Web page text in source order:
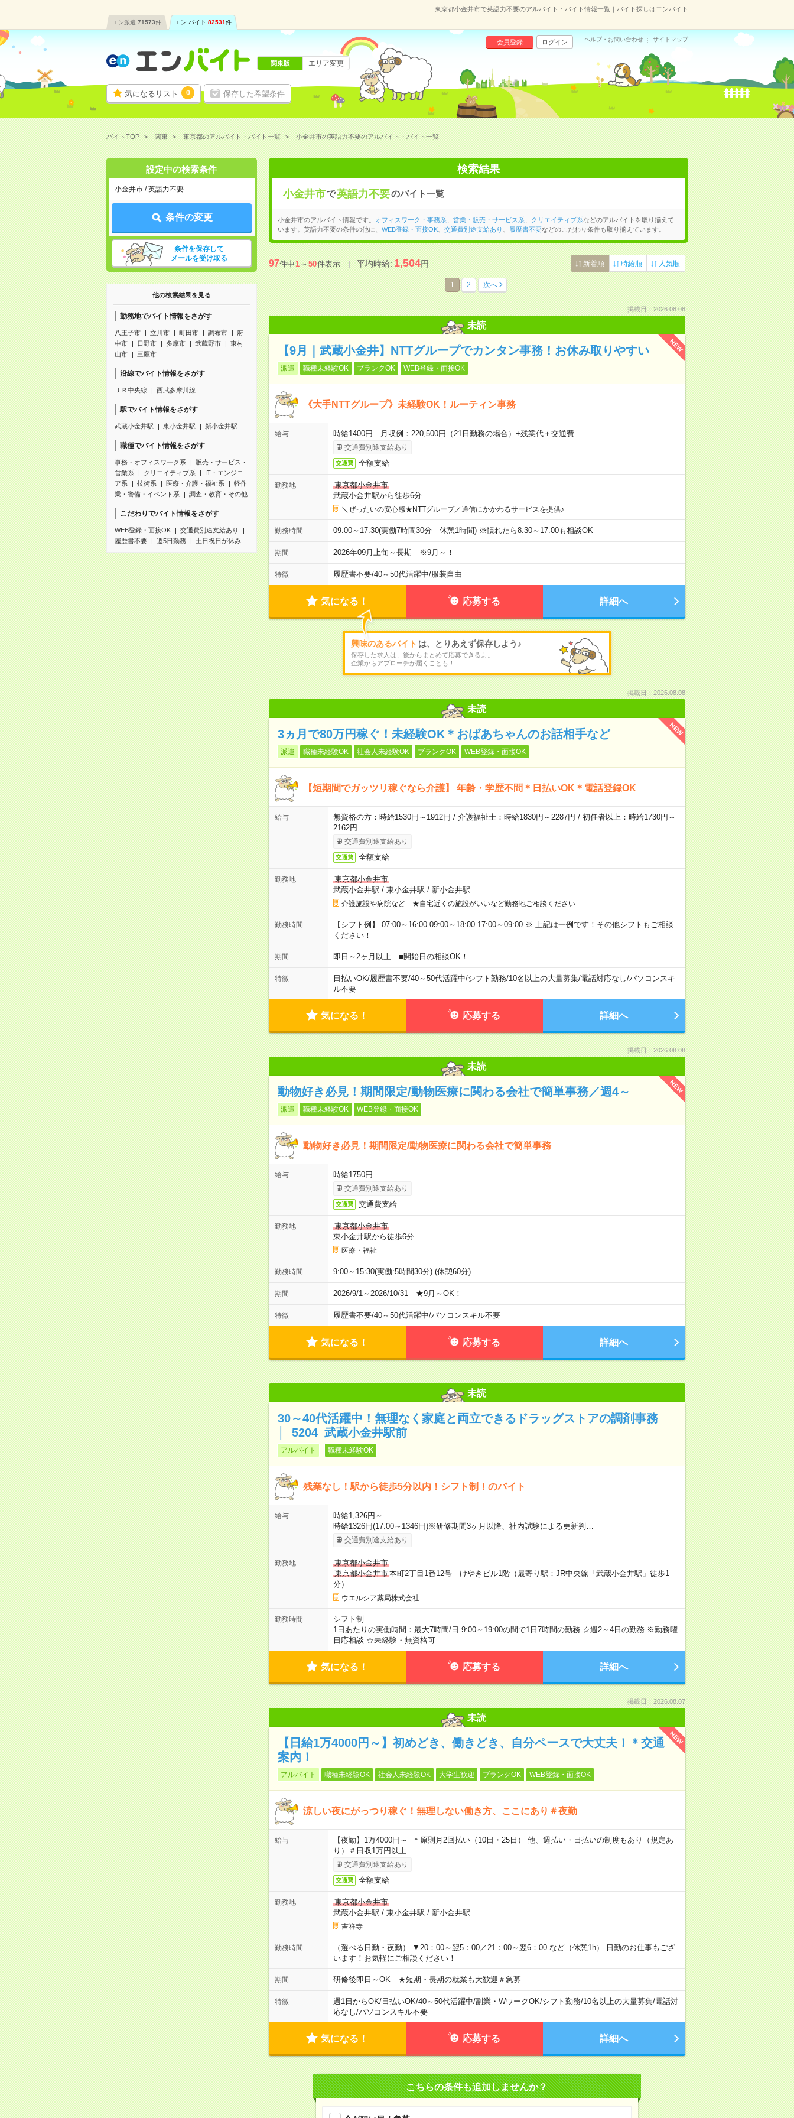
東京都小金井市で英語力不要のアルバイト・バイト情報一覧｜バイト探しはエンバイト
エン派遣 71573件 エン バイト 82531件
気になるリスト 0 保存した希望条件
会員登録 ログイン ヘルプ・お問い合わせ サイトマップ
関東版 エリア変更
バイトTOP 関東 東京都のアルバイト・バイト一覧 小金井市の英語力不要のアルバイト・バイト一覧
設定中の検索条件
小金井市 / 英語力不要
条件の変更
条件を保存して
メールを受け取る
他の検索結果を見る
勤務地でバイト情報をさがす
八王子市 立川市 町田市 調布市
府
中市
日野市 多摩市 武蔵野市
東村
山市
三鷹市
沿線でバイト情報をさがす
ＪＲ中央線 西武多摩川線
駅でバイト情報をさがす
武蔵小金井駅 東小金井駅 新小金井駅
職種でバイト情報をさがす
事務・オフィスワーク系
販売・サービス・
営業系
クリエイティブ系
IT・エンジニ
ア系
技術系 医療・介護・福祉系
軽作
業・警備・イベント系
調査・教育・その他
こだわりでバイト情報をさがす
WEB登録・面接OK
交通費別途支給あり
履歴書不要
週5日勤務 土日祝日が休み
検索結果
小金井市で英語力不要のバイト一覧
小金井市のアルバイト情報です。 オフィスワーク・事務系 営業・販売・サービス系 クリエイティブ系などのアルバイトを取り揃えて
います。英語力不要の条件の他に、 WEB登録・面接OK、 交通費別途支給あり 履歴書不要などのこだわり条件も取り揃えています。
97件中1～50件表示 平均時給:1,504円 新着順 時給順 人気順
1 2 次へ
掲載日：2026.08.08
未読
NEW
【9月｜武蔵小金井】NTTグループでカンタン事務！お休み取りやすい
派遣 職種未経験OK ブランクOK WEB登録・面接OK
《大手NTTグループ》未経験OK！ルーティン事務
給与 時給1400円 月収例：220,500円（21日勤務の場合）+残業代＋交通費
交通費別途支給あり
交通費 全額支給
勤務地
東京都小金井市
武蔵小金井駅から徒歩6分
＼ぜったいの安心感★NTTグループ／通信にかかわるサービスを提供♪
勤務時間 09:00～17:30(実働7時間30分 休憩1時間) ※慣れたら8:30～17:00も相談OK
期間 2026年09月上旬～長期 ※9月～！
特徴 履歴書不要/40～50代活躍中/服装自由
気になる！ 応募する 詳細へ
興味のあるバイト は、とりあえず保存しよう♪
保存した求人は、後からまとめて応募できるよ。
企業からアプローチが届くことも！
掲載日：2026.08.08
未読
NEW
3ヵ月で80万円稼ぐ！未経験OK＊おばあちゃんのお話相手など
派遣 職種未経験OK 社会人未経験OK ブランクOK WEB登録・面接OK
【短期間でガッツリ稼ぐなら介護】 年齢・学歴不問＊日払いOK＊電話登録OK
給与
無資格の方：時給1530円～1912円 / 介護福祉士：時給1830円～2287円 / 初任者以上：時給1730円～
2162円
交通費別途支給あり
交通費 全額支給
勤務地
東京都小金井市
武蔵小金井駅 / 東小金井駅 / 新小金井駅
介護施設や病院など ★自宅近くの施設がいいなど勤務地ご相談ください
勤務時間
【シフト例】 07:00～16:00 09:00～18:00 17:00～09:00 ※ 上記は一例です！その他シフトもご相談
ください！
期間 即日～2ヶ月以上 ■開始日の相談OK！
特徴 日払いOK/履歴書不要/40～50代活躍中/シフト勤務/10名以上の大量募集/電話対応なし/パソコンスキ
ル不要
気になる！ 応募する 詳細へ
掲載日：2026.08.08
未読
NEW
動物好き必見！期間限定/動物医療に関わる会社で簡単事務／週4～
派遣 職種未経験OK WEB登録・面接OK
動物好き必見！期間限定/動物医療に関わる会社で簡単事務
給与 時給1750円
交通費別途支給あり
交通費 交通費支給
勤務地
東京都小金井市
東小金井駅から徒歩6分
医療・福祉
勤務時間 9:00～15:30(実働:5時間30分) (休憩60分)
期間 2026/9/1～2026/10/31 ★9月～OK！
特徴 履歴書不要/40～50代活躍中/パソコンスキル不要
気になる！ 応募する 詳細へ
未読
30～40代活躍中！無理なく家庭と両立できるドラッグストアの調剤事務
│_5204_武蔵小金井駅前
アルバイト 職種未経験OK
残業なし！駅から徒歩5分以内！シフト制！のバイト
給与
時給1,326円～
時給1326円(17:00～1346円)※研修期間3ヶ月以降、社内試験による更新判…
交通費別途支給あり
勤務地
東京都小金井市
東京都小金井市本町2丁目1番12号 けやきビル1階（最寄り駅：JR中央線「武蔵小金井駅」徒歩1
分）
ウエルシア薬局株式会社
勤務時間
シフト制
1日あたりの実働時間：最大7時間/日 9:00～19:00の間で1日7時間の勤務 ☆週2～4日の勤務 ※勤務曜
日応相談 ☆未経験・無資格可
気になる！ 応募する 詳細へ
掲載日：2026.08.07
未読
NEW
【日給1万4000円～】初めどき、働きどき、自分ペースで大丈夫！＊交通
案内！
アルバイト 職種未経験OK 社会人未経験OK 大学生歓迎 ブランクOK WEB登録・面接OK
涼しい夜にがっつり稼ぐ！無理しない働き方、ここにあり＃夜勤
給与
【夜勤】1万4000円～ ＊原則月2回払い（10日・25日） 他、週払い・日払いの制度もあり（規定あ
り）＃日収1万円以上
交通費別途支給あり
交通費 全額支給
勤務地
東京都小金井市
武蔵小金井駅 / 東小金井駅 / 新小金井駅
吉祥寺
勤務時間
（選べる日勤・夜勤） ▼20：00～翌5：00／21：00～翌6：00 など（休憩1h） 日勤のお仕事もござ
います！お気軽にご相談ください！
期間 研修後即日～OK ★短期・長期の就業も大歓迎＃急募
特徴 週1日からOK/日払いOK/40～50代活躍中/副業・WワークOK/シフト勤務/10名以上の大量募集/電話対
応なし/パソコンスキル不要
気になる！ 応募する 詳細へ
こちらの条件も追加しませんか？